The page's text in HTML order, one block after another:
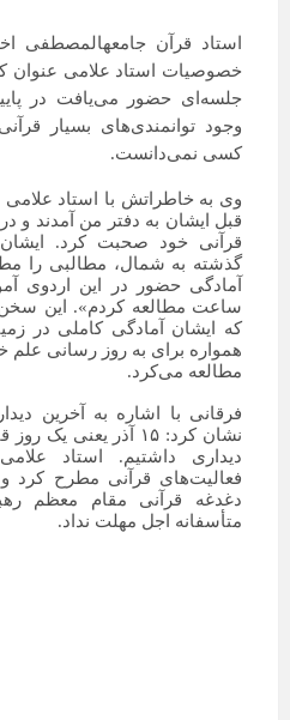
استاد قرآن جامعهالمصطفی
خصوصیات استاد علامی عنوان
جلسه‌ای حضور می‌یافت در
وجود توانمندی‌های بسیار
کسی نمی‌دانست.
وی به خاطراتش با استاد
قبل ایشان به دفتر من آمدند و
قرآنی خود صحبت کرد.
گذشته به شمال، مطالبی را
ساعت مطالعه کردم». این سخن
که ایشان آمادگی کاملی در
همواره برای به روز رسانی علم
مطالعه می‌کرد.
فرقانی با اشاره به آخرین
نشان کرد: ۱۵ آذر
دیداری داشتیم. استاد
فعالیت‌های قرآنی مطرح کرد
دغدغه قرآنی مقام معظم
متأسفانه اجل مهلت نداد.